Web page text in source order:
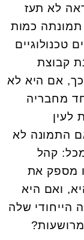
לא תעז
כמות
טכנולוגיים
קבוצת
אם היא לא
מחבריה
לעין
התמונה לא
קהל
מספק את
ואם היא
שלה